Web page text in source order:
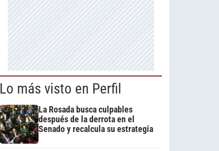
Lo más visto en Perfil
La Rosada busca culpables
después de la derrota en el
Senado y recalcula su estrategia